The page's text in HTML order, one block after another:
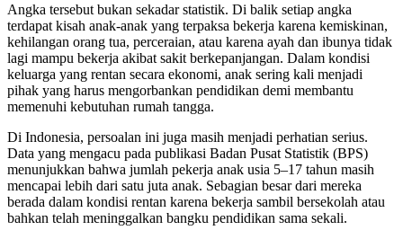
Angka tersebut bukan sekadar statistik. Di balik setiap angka
terdapat kisah anak-anak yang terpaksa bekerja karena kemiskinan,
kehilangan orang tua, perceraian, atau karena ayah dan ibunya tidak
lagi mampu bekerja akibat sakit berkepanjangan. Dalam kondisi
keluarga yang rentan secara ekonomi, anak sering kali menjadi
pihak yang harus mengorbankan pendidikan demi membantu
memenuhi kebutuhan rumah tangga.
Di Indonesia, persoalan ini juga masih menjadi perhatian serius.
Data yang mengacu pada publikasi Badan Pusat Statistik (BPS)
menunjukkan bahwa jumlah pekerja anak usia 5–17 tahun masih
mencapai lebih dari satu juta anak. Sebagian besar dari mereka
berada dalam kondisi rentan karena bekerja sambil bersekolah atau
bahkan telah meninggalkan bangku pendidikan sama sekali.